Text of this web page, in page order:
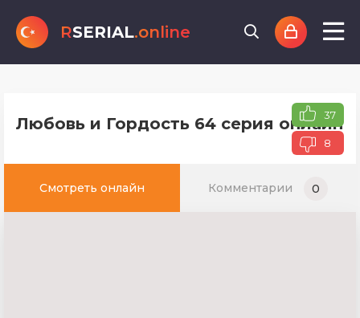
RSERIAL.online
Любовь и Гордость 64 серия онлайн
37
8
Смотреть онлайн Комментарии 0